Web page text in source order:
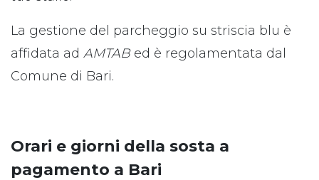
La gestione del parcheggio su striscia blu è
affidata ad AMTABed è regolamentata dal
Comune di Bari.
Orari e giorni della sosta a
pagamento a Bari